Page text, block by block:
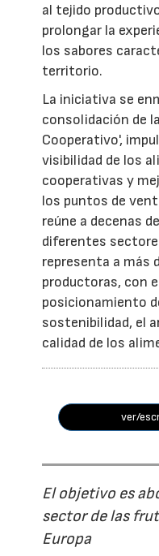
al tejido
prolongar la
los sabores
territorio.
La iniciativa se
consolidación de
Cooperativo',
visibilidad de los
cooperativas y
los puntos de
reúne a decenas
diferentes
representa a más
productoras, con
posicionamiento
sostenibilidad, el
calidad de los
ver/
El objetivo es
sector de las
Europa